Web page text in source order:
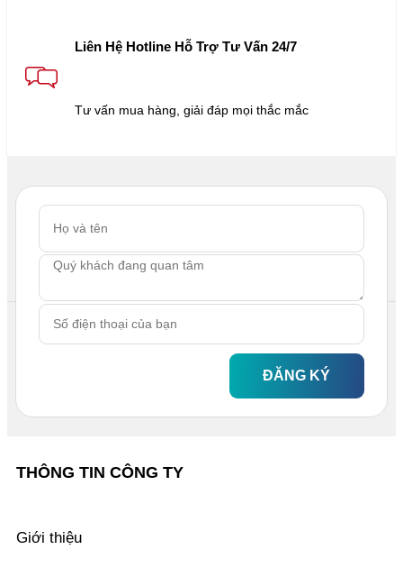
Liên Hệ Hotline Hỗ Trợ Tư Vấn 24/7
Tư vấn mua hàng, giải đáp mọi thắc mắc
ĐĂNG KÝ
THÔNG TIN CÔNG TY
Giới thiệu